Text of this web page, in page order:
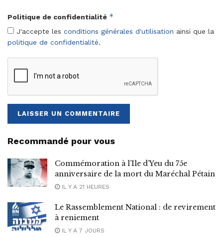
Politique de confidentialité *
J'accepte les conditions générales d'utilisation ainsi que la
politique de confidentialité.
Recommandé pour vous
Commémoration à l’Ile d’Yeu du 75e
anniversaire de la mort du Maréchal Pétain
IL Y A 21 HEURES
Le Rassemblement National : de revirement
à reniement
IL Y A 7 JOURS